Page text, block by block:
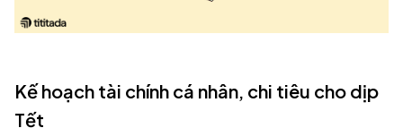
Kế hoạch tài chính cá nhân, chi tiêu cho dịp
Tết